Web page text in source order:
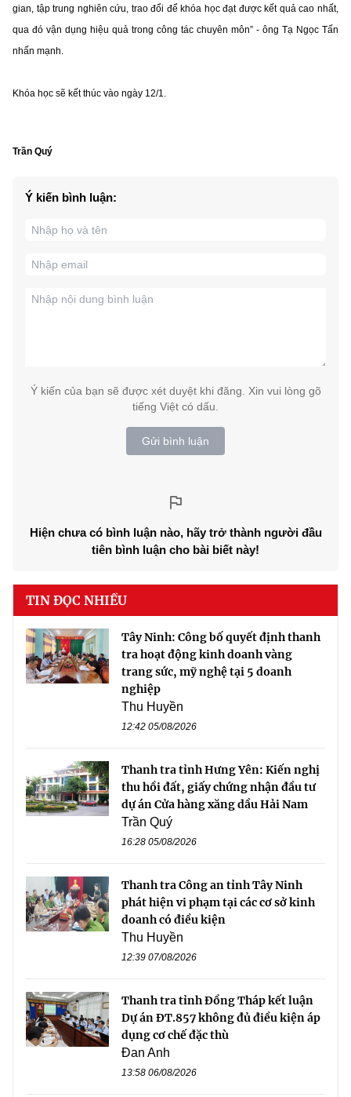
gian, tập trung nghiên cứu, trao đổi để khóa học đạt được kết quả cao nhất,
qua đó vận dụng hiệu quả trong công tác chuyên môn” - ông Tạ Ngọc Tấn
nhấn mạnh.
Khóa học sẽ kết thúc vào ngày 12/1.
Trần Quý
Ý kiến bình luận:
Ý kiến của bạn sẽ được xét duyệt khi đăng. Xin vui lòng gõ
tiếng Việt có dấu.
Gửi bình luận
Hiện chưa có bình luận nào, hãy trở thành người đầu
tiên bình luận cho bài biết này!
TIN ĐỌC NHIỀU
Tây Ninh: Công bố quyết định thanh
tra hoạt động kinh doanh vàng
trang sức, mỹ nghệ tại 5 doanh
nghiệp
Thu Huyền
12:42 05/08/2026
Thanh tra tỉnh Hưng Yên: Kiến nghị
thu hồi đất, giấy chứng nhận đầu tư
dự án Cửa hàng xăng dầu Hải Nam
Trần Quý
16:28 05/08/2026
Thanh tra Công an tỉnh Tây Ninh
phát hiện vi phạm tại các cơ sở kinh
doanh có điều kiện
Thu Huyền
12:39 07/08/2026
Thanh tra tỉnh Đồng Tháp kết luận
Dự án ĐT.857 không đủ điều kiện áp
dụng cơ chế đặc thù
Đan Anh
13:58 06/08/2026